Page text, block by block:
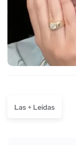
Las + Leídas